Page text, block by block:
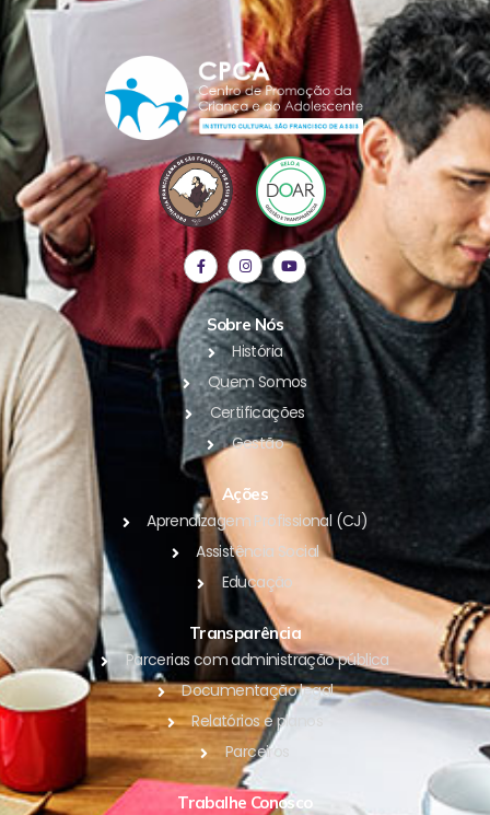
Sobre Nós
História
Quem Somos
Certificações
Gestão
Ações
Aprendizagem Profissional (CJ)
Assistência Social
Educação
Transparência
Parcerias com administração pública
Documentação legal
Relatórios e planos
Parceiros
Trabalhe Conosco